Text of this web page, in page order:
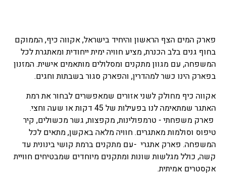
פארק המים הצף הראשון והיחיד בישראל, אקווה כיף, הממוקם
בחוף גנים בלב הכנרת, מציע חוויה ימית ייחודית ומאתגרת לכל
המשפחה, עם מגוון מתקנים ומסלולים מותאמים אישית. המזנון
בפארק הינו כשר למהדרין, והפארק סגור בשבתות וחגים.
אקווה כיף מחולק לשני אזורים שמאפשרים לבחור את רמת
האתגר שמתאימה לנו בפעילות של 45 דקות או שעה וחצי.
פארק משפחתי - טרמפולינות, מקפצות, גשר מכשולים, קיר
טיפוס וסולמות מאתגרים. חוויה מלאה באקשן, מתאים לכל
המשפחה. פארק אתגרי -עם מתקנים ברמת קושי בינונית עד
קשה, כולל מגלשות שונות ומתקנים מיוחדים שמבטיחים חוויית
אקסטרים אמיתית.